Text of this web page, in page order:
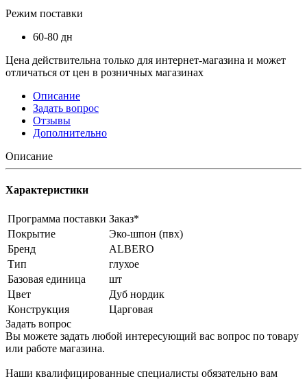
Режим поставки
60-80 дн
Цена действительна только для интернет-магазина и может
отличаться от цен в розничных магазинах
Описание
Задать вопрос
Отзывы
Дополнительно
Описание
Характеристики
Программа поставки Заказ*
Покрытие
Эко-шпон (пвх)
Бренд
ALBERO
Тип
глухое
Базовая единица
шт
Цвет
Дуб нордик
Конструкция
Царговая
Задать вопрос
Вы можете задать любой интересующий вас вопрос по товару
или работе магазина.
Наши квалифицированные специалисты обязательно вам